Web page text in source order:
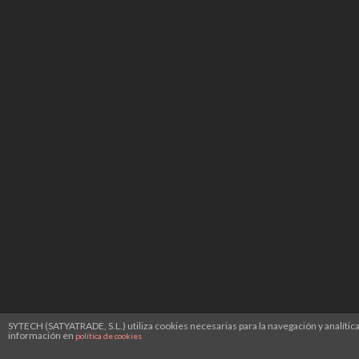
SYTECH (SATYATRADE, S.L.) utiliza cookies necesarias para la navegación y
información en política de cookies